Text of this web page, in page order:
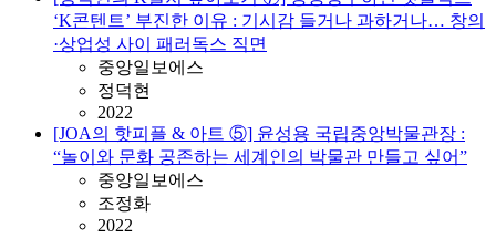
‘K콘텐트’ 부진한 이유 : 기시감 들거나 과하거나… 창의
·상업성 사이 패러독스 직면
중앙일보에스
정덕현
2022
[JOA의 핫피플 & 아트 ⑤] 윤성용 국립중앙박물관장 :
“놀이와 문화 공존하는 세계인의 박물관 만들고 싶어”
중앙일보에스
조정화
2022